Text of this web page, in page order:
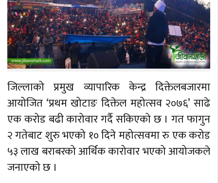
जिल्लाको प्रमुख व्यापारिक केन्द्र दिक्तेलबजारमा
आयोजित ‘प्रथम खोटाङ दिक्तेल महोत्सव २०७६’ साढे
एक करोड बढी कारोवार गर्दै सकिएको छ । गत फागुन
२ गतेबाट शुरु भएको १० दिने महोत्सवमा रु एक करोड
५३ लाख बराबरको आर्थिक कारोवार भएको आयोजकले
जनाएको छ ।